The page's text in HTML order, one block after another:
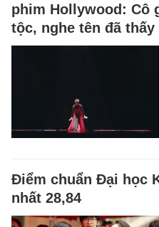
phim Hollywood: Cô
tộc, nghe tên đã
Điểm chuẩn Đại học
nhất 28,84